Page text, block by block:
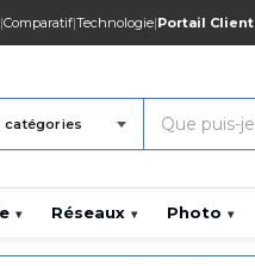
|Comparatif|Technologie|Portail Client
catégories
▾ Réseaux ▾ Photo ▾